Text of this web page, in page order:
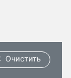
Очистить